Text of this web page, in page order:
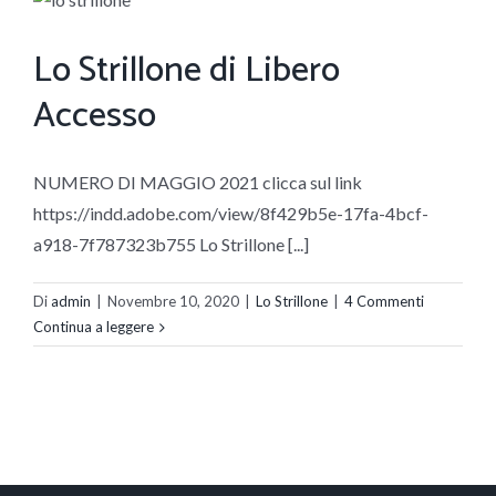
Lo Strillone di Libero
Accesso
NUMERO DI MAGGIO 2021 clicca sul link
https://indd.adobe.com/view/8f429b5e-17fa-4bcf-
a918-7f787323b755 Lo Strillone [...]
Diadmin Novembre 10, 2020 Lo Strillone
4 Commenti
Continua a leggere